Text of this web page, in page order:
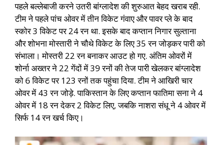
पहले बल्लेबाजी करने उतरी बांग्लादेश की शुरुआत बेहद खराब रही.
टीम ने पहले पांच ओवर में तीन विकेट गंवाए और पावर प्ले के बाद
स्कोर 3 विकेट पर 24 रन था. इसके बाद कप्तान निगार सुल्ताना
और शोभना मोस्तारी ने चौथे विकेट के लिए 35 रन जोड़कर पारी को
संभाला। मोस्तरी 22 रन बनाकर आउट हो गए. अंतिम ओवरों में
शोर्ना अख्तर ने 22 गेंदों में 39 रनों की तेज पारी खेलकर बांग्लादेश
को 6 विकेट पर 123 रनों तक पहुंचा दिया. टीम ने आखिरी चार
ओवर में 43 रन जोड़े. पाकिस्तान के लिए कप्तान फातिमा सना ने 4
ओवर में 18 रन देकर 2 विकेट लिए, जबकि नाशरा संधू ने 4 ओवर में
सिर्फ 14 रन खर्च किए।